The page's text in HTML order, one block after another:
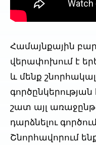
Համայնքային
վերափոխում է
և մենք
շատ այլ
դարձնելու
Շնորհավորում